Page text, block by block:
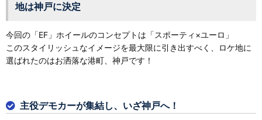
地は神戸に決定
今回の「EF」ホイールのコンセプトは「スポーティ×ユーロ」
このスタイリッシュなイメージを最大限に引き出すべく、ロケ地に
選ばれたのはお洒落な港町、神戸です！
主役デモカーが集結し、いざ神戸へ！